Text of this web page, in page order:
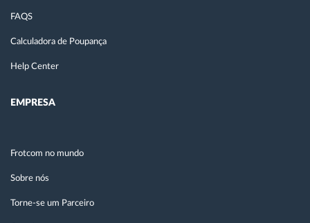
FAQS
Calculadora de Poupança
Help Center
EMPRESA
Frotcom no mundo
Sobre nós
Torne-se um Parceiro